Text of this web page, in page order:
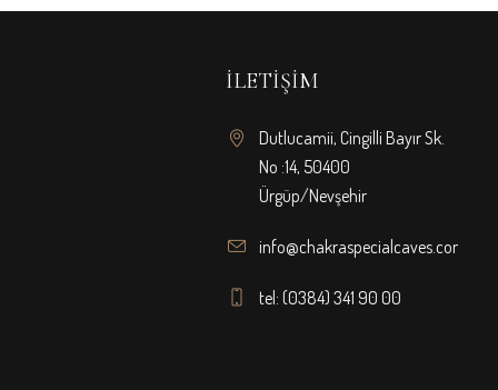
İLETIŞIM
Dutlucamii, Cingilli Bayır Sk.
No :14, 50400
Ürgüp/Nevşehir
info@chakraspecialcaves.com
tel: (0384) 341 90 00